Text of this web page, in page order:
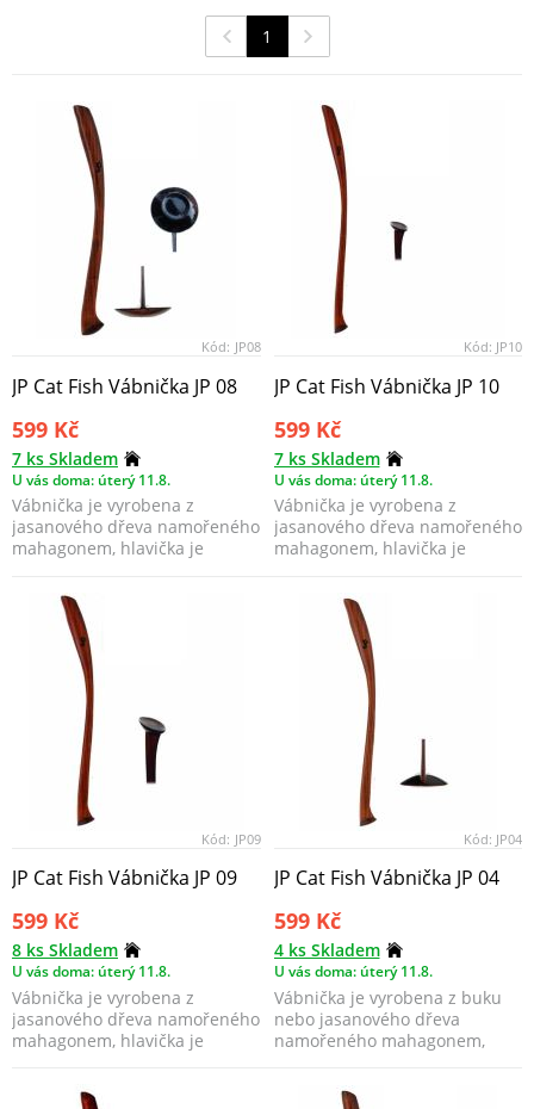
1
Kód: JP08
JP Cat Fish Vábnička JP 08
599 Kč
7 ks Skladem
U vás doma: úterý 11.8.
Vábnička je vyrobena z
jasanového dřeva namořeného
mahagonem, hlavička je
Kód: JP10
JP Cat Fish Vábnička JP 10
599 Kč
7 ks Skladem
U vás doma: úterý 11.8.
Vábnička je vyrobena z
jasanového dřeva namořeného
mahagonem, hlavička je
Kód: JP09
JP Cat Fish Vábnička JP 09
599 Kč
8 ks Skladem
U vás doma: úterý 11.8.
Vábnička je vyrobena z
jasanového dřeva namořeného
mahagonem, hlavička je
Kód: JP04
JP Cat Fish Vábnička JP 04
599 Kč
4 ks Skladem
U vás doma: úterý 11.8.
Vábnička je vyrobena z buku
nebo jasanového dřeva
namořeného mahagonem,